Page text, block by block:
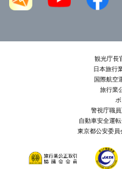
観光庁長
日本旅行
国際航空
旅行業
警視庁職
自動車安全運
東京都公安委